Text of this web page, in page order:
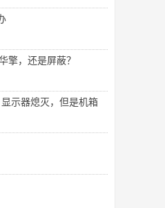
擎，还是屏蔽？
示器熄灭，但是机箱